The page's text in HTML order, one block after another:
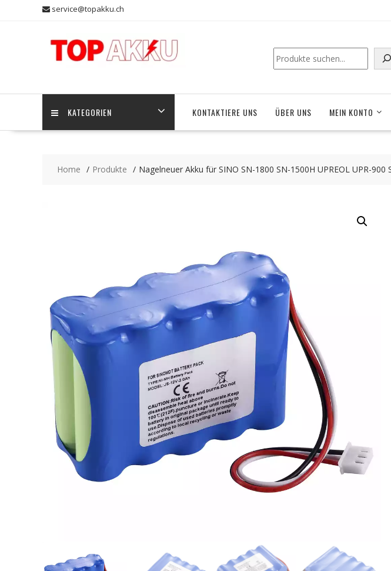
service@topakku.ch
Suchen
KATEGORIEN KONTAKTIERE UNS ÜBER UNS MEIN KONTO
Home Produkte Nagelneuer Akku für SINO SN-1800 SN-1500H UPREOL UPR-900